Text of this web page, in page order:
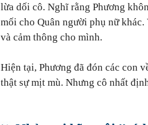
lừa dối cô. Nghĩ rằng Phương
mối cho Quân người phụ nữ
và cảm thông cho mình.
Hiện tại, Phương đã đón các con
thật sự mịt mù. Nhưng cô nhất